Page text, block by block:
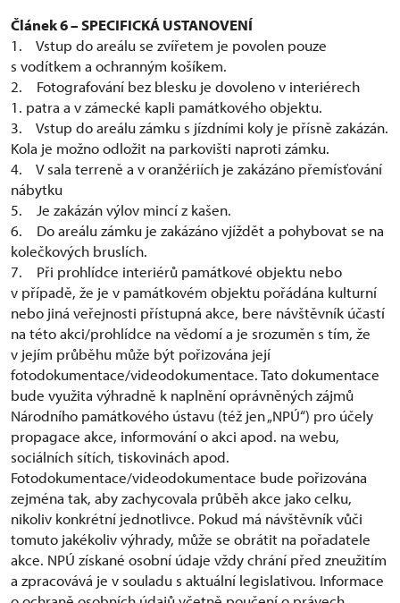
Článek 6 – SPECIFICKÁ USTANOVENÍ
1. Vstup do areálu se zvířetem je povolen pouze
s vodítkem a ochranným košíkem.
2. Fotografování bez blesku je dovoleno v interiérech
1. patra a v zámecké kapli památkového objektu.
3. Vstup do areálu zámku s jízdními koly je přísně zakázán.
Kola je možno odložit na parkovišti naproti zámku.
4. V sala terreně a v oranžériích je zakázáno přemísťování
nábytku
5. Je zakázán výlov mincí z kašen.
6. Do areálu zámku je zakázáno vjíždět a pohybovat se na
kolečkových bruslích.
7. Při prohlídce interiérů památkové objektu nebo
v případě, že je v památkovém objektu pořádána kulturní
nebo jiná veřejnosti přístupná akce, bere návštěvník účastí
na této akci/prohlídce na vědomí a je srozuměn s tím, že
v jejím průběhu může být pořizována její
fotodokumentace/videodokumentace. Tato dokumentace
bude využita výhradně k naplnění oprávněných zájmů
Národního památkového ústavu (též jen „NPÚ“) pro účely
propagace akce, informování o akci apod. na webu,
sociálních sítích, tiskovinách apod.
Fotodokumentace/videodokumentace bude pořizována
zejména tak, aby zachycovala průběh akce jako celku,
nikoliv konkrétní jednotlivce. Pokud má návštěvník vůči
tomuto jakékoliv výhrady, může se obrátit na pořadatele
akce. NPÚ získané osobní údaje vždy chrání před zneužitím
a zpracovává je v souladu s aktuální legislativou. Informace